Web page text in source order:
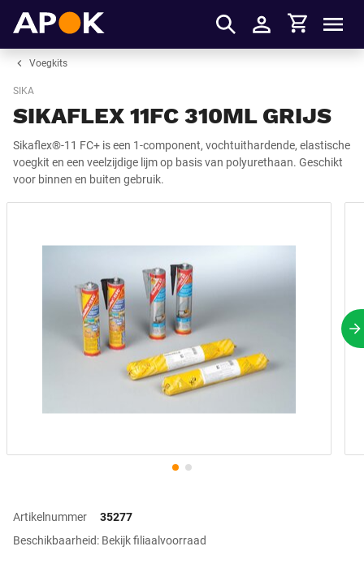
Inloggen
Winkelmandje
Voegkits
SIKA
SIKAFLEX 11FC 310ML GRIJS
Sikaflex®-11 FC+ is een 1-component, vochtuithardende, elastische
voegkit en een veelzijdige lijm op basis van polyurethaan. Geschikt
voor binnen en buiten gebruik.
Artikelnummer
35277
Beschikbaarheid: Bekijk filiaalvoorraad